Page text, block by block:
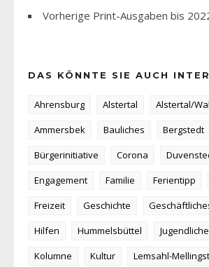
Vorherige Print-Ausgaben bis
DAS KÖNNTE SIE AUCH
Ahrensburg Alstertal
Alstertal/
Ammersbek
Bauliches
Bergstedt
Bürgerinitiative
Corona
Engagement
Familie Ferientipp
Freizeit
Geschichte
Hilfen
Hummelsbüttel Jugendliche
Kolumne
Kultur
Lemsahl-